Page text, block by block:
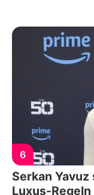
6
Serkan
Luxus-